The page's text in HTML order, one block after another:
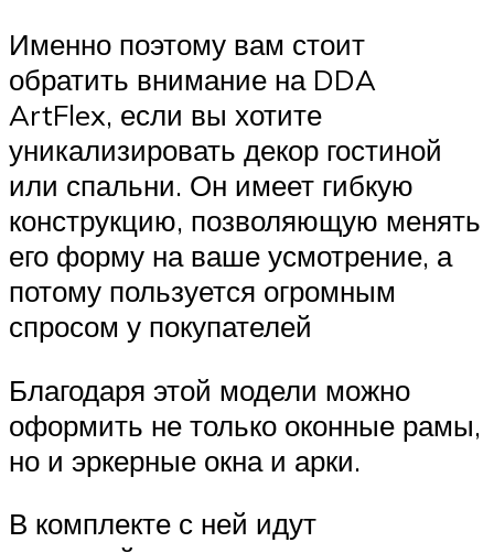
Именно поэтому вам стоит
обратить внимание на DDA
ArtFlex, если вы хотите
уникализировать декор гостиной
или спальни. Он имеет гибкую
конструкцию, позволяющую менять
его форму на ваше усмотрение, а
потому пользуется огромным
спросом у покупателей
Благодаря этой модели можно
оформить не только оконные рамы,
но и эркерные окна и арки.
В комплекте с ней идут